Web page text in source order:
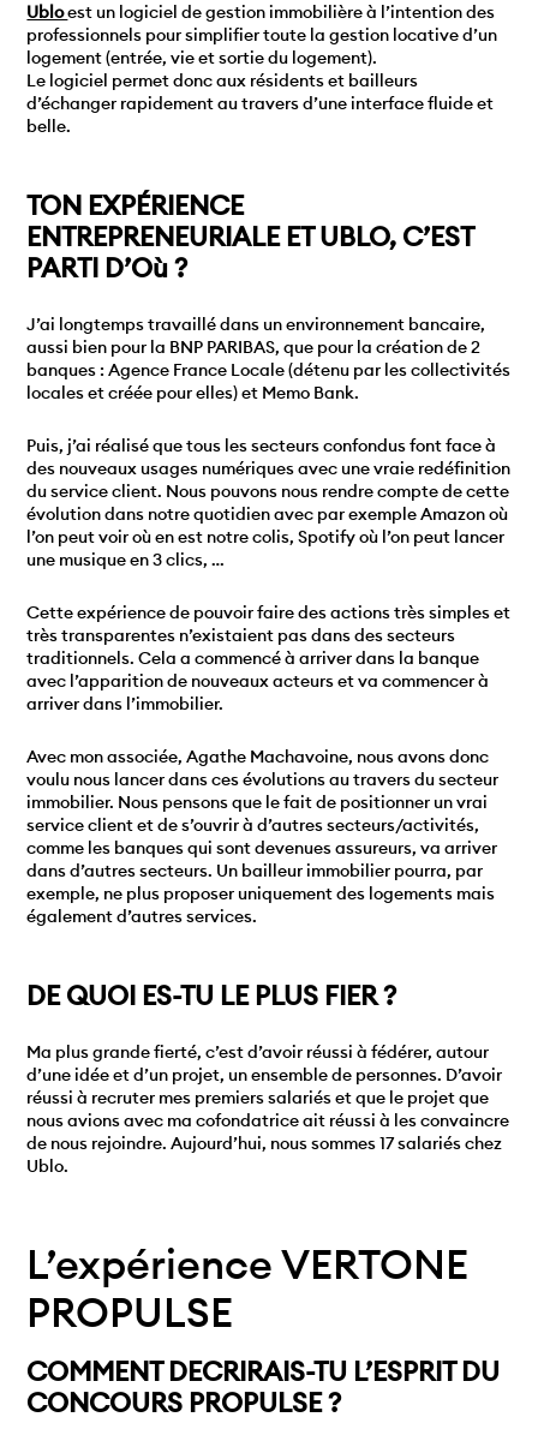
Ubloest un logiciel de gestion immobilière à l’intention des
professionnels pour simplifier toute la gestion locative d’un
logement (entrée, vie et sortie du logement).
Le logiciel permet donc aux résidents et bailleurs
d’échanger rapidement au travers d’une interface fluide et
belle.
TON EXPÉRIENCE
ENTREPRENEURIALE ET UBLO, C’EST
PARTI D’Où ?
J’ai longtemps travaillé dans un environnement bancaire,
aussi bien pour la BNP PARIBAS, que pour la création de 2
banques : Agence France Locale (détenu par les collectivités
locales et créée pour elles) et Memo Bank.
Puis, j’ai réalisé que tous les secteurs confondus font face à
des nouveaux usages numériques avec une vraie redéfinition
du service client. Nous pouvons nous rendre compte de cette
évolution dans notre quotidien avec par exemple Amazon où
l’on peut voir où en est notre colis, Spotify où l’on peut lancer
une musique en 3 clics, …
Cette expérience de pouvoir faire des actions très simples et
très transparentes n’existaient pas dans des secteurs
traditionnels. Cela a commencé à arriver dans la banque
avec l’apparition de nouveaux acteurs et va commencer à
arriver dans l’immobilier.
Avec mon associée, Agathe Machavoine, nous avons donc
voulu nous lancer dans ces évolutions au travers du secteur
immobilier. Nous pensons que le fait de positionner un vrai
service client et de s’ouvrir à d’autres secteurs/activités,
comme les banques qui sont devenues assureurs, va arriver
dans d’autres secteurs. Un bailleur immobilier pourra, par
exemple, ne plus proposer uniquement des logements mais
également d’autres services.
DE QUOI ES-TU LE PLUS FIER ?
Ma plus grande fierté, c’est d’avoir réussi à fédérer, autour
d’une idée et d’un projet, un ensemble de personnes. D’avoir
réussi à recruter mes premiers salariés et que le projet que
nous avions avec ma cofondatrice ait réussi à les convaincre
de nous rejoindre. Aujourd’hui, nous sommes 17 salariés chez
Ublo.
L’expérience VERTONE
PROPULSE
COMMENT DECRIRAIS-TU L’ESPRIT DU
CONCOURS PROPULSE ?